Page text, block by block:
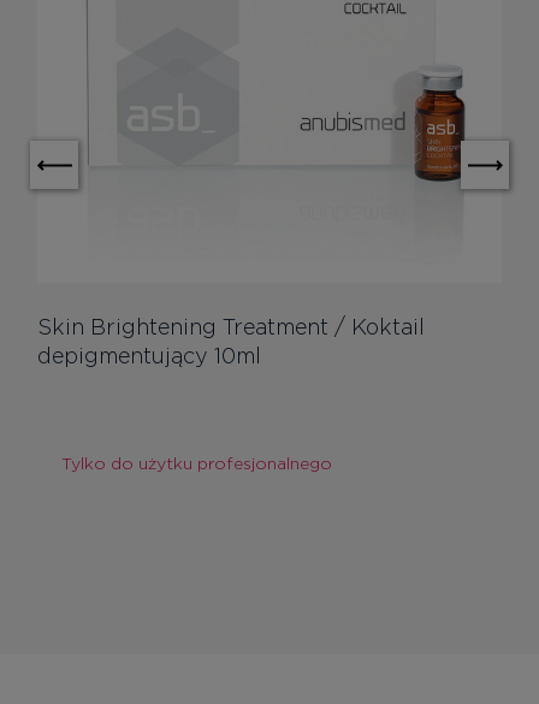
Skin Brightening Treatment / Koktail
depigmentujący 10ml
Tylko do użytku profesjonalnego